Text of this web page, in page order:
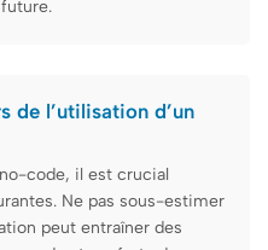
de l’utilisation d’un
code, il est crucial
Ne pas sous-estimer
peut entraîner des